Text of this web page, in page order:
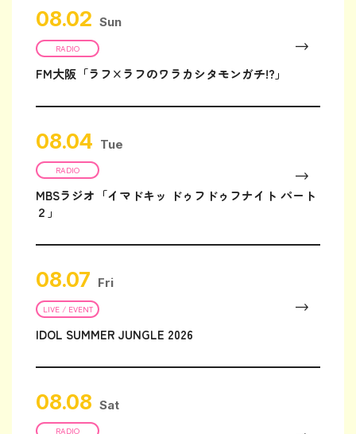
08.02 Sun
RADIO
FM大阪「ラフ×ラフのワラカシタモンガチ!?」
08.04 Tue
RADIO
MBSラジオ「イマドキッ ドゥフドゥフナイト パート
２」
08.07 Fri
LIVE / EVENT
IDOL SUMMER JUNGLE 2026
08.08 Sat
RADIO